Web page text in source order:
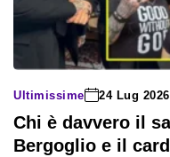
Ultimissime 24 Lug 2026
Chi è davvero il
Bergoglio e il